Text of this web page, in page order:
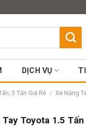
DỊCH VỤ
3 Tấn Giá Rẻ / Xe Nâng
Toyota 1.5 Tấn